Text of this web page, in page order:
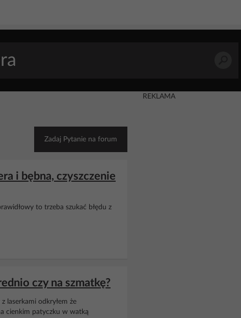
Zadaj Pytanie na forum
i bębna, czyszczenie
to trzeba szukać błędu z
czy na szmatkę?
laserkami odkryłem że
cienkim patyczku w watką
REKLAMA